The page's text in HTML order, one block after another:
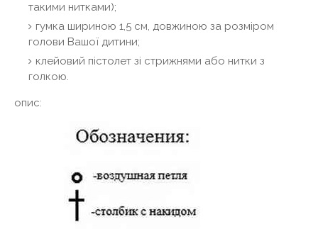
такими нитками);
гумка шириною 1,5 см, довжиною за розміром
голови Вашої дитини;
клейовий пістолет зі стрижнями або нитки з
голкою.
опис: